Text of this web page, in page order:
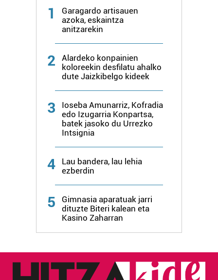
1
Garagardo artisauen
azoka, eskaintza
anitzarekin
2
Alardeko konpainien
koloreekin desfilatu ahalko
dute Jaizkibelgo kideek
3
Ioseba Amunarriz, Kofradia
edo Izugarria Konpartsa,
batek jasoko du Urrezko
Intsignia
4
Lau bandera, lau lehia
ezberdin
5
Gimnasia aparatuak jarri
dituzte Biteri kalean eta
Kasino Zaharran